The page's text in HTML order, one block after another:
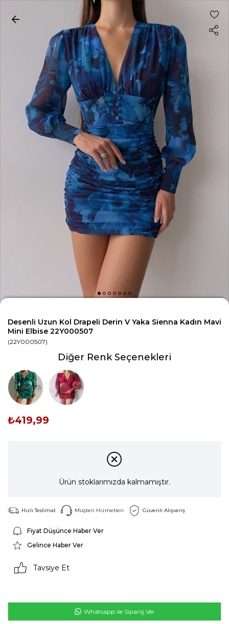
Desenli Uzun Kol Drapeli Derin V Yaka Sienna Kadın Mavi
Mini Elbise 22Y000507
(22Y000507)
Diğer Renk Seçenekleri
Tükendi Tükendi
₺419,99
Ürün stoklarımızda kalmamıştır.
Hızlı Teslimat Müşteri Hizmetleri Güvenli Alışveriş
Fiyat Düşünce Haber Ver
Gelince Haber Ver
Tavsiye Et
Whatsapp ile Sipariş Ver